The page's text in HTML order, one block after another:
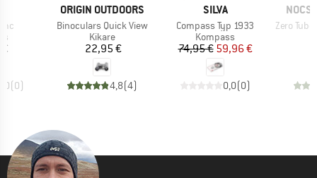
(0)
VARUMÄRKE
ORIGIN OUTDOORS
Produkter
Binoculars Quick View
Produktgrupp
Kikare
Pris
22,95 €
4,8(4)
VARUMÄRKE
SILVA
Produkter
Compass Typ 1933
Produktgrupp
Kompass
Pris
74,95 € Reducerat pris
59,96 €
0,0(0)
NOCS
Produkter
Zero Tube